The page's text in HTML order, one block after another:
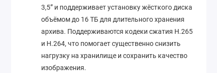
3,5” и поддерживает установку жёсткого диска
объёмом до 16 ТБ для длительного хранения
архива. Поддерживаются кодеки сжатия H.265
и H.264, что помогает существенно снизить
нагрузку на хранилище и сохранить качество
изображения.